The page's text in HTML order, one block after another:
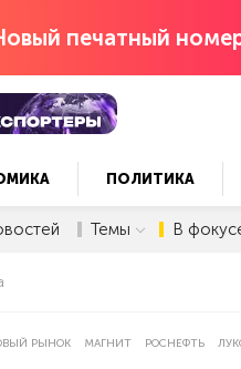
печатный
ПОЛИТИКА
Темы В
РЫНОК МАГНИТ РОСНЕФТЬ